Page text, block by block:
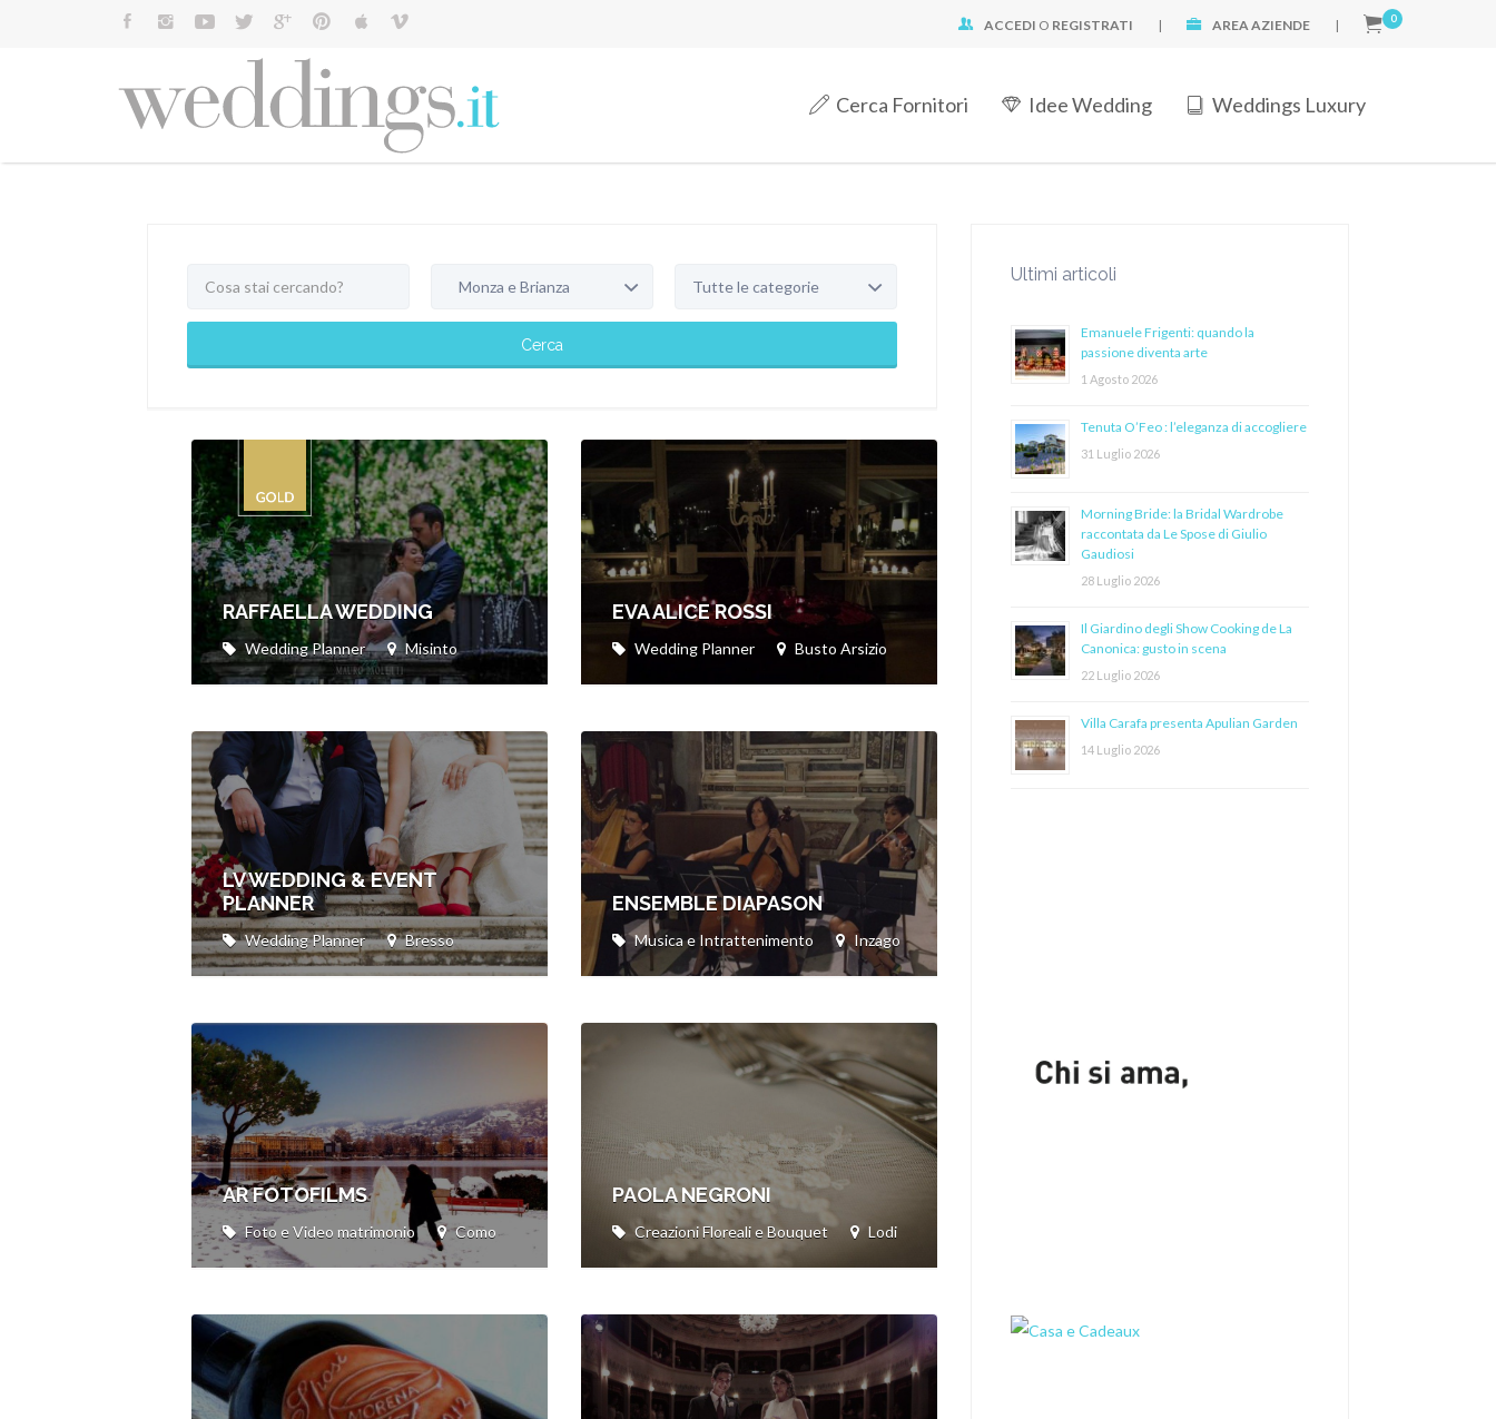
ACCEDI O REGISTRATI | AREA AZIENDE | 0
Cerca Fornitori Idee Wedding Weddings Luxury
Cerca:
Monza e Brianza Tutte le categorie
Cerca
RAFFAELLA WEDDING
Wedding Planner Misinto
EVA ALICE ROSSI
Wedding Planner Busto Arsizio
LV WEDDING & EVENT
PLANNER
Wedding Planner Bresso
ENSEMBLE DIAPASON
Musica e Intrattenimento Inzago
AR FOTOFILMS
Foto e Video matrimonio Como
PAOLA NEGRONI
Creazioni Floreali e Bouquet Lodi
Ultimi articoli
Emanuele Frigenti: quando la
passione diventa arte
1 Agosto 2026
Tenuta O’Feo : l’eleganza di accogliere
31 Luglio 2026
Morning Bride: la Bridal Wardrobe
raccontata da Le Spose di Giulio
Gaudiosi
28 Luglio 2026
Il Giardino degli Show Cooking de La
Canonica: gusto in scena
22 Luglio 2026
Villa Carafa presenta Apulian Garden
14 Luglio 2026